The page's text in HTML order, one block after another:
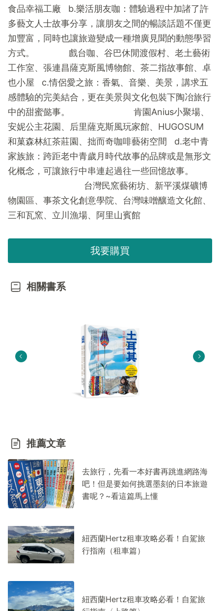
食品幸福工廠 b.樂活朋友咖：體驗過程中加諸了許
多藝文人士故事分享，讓朋友之間的暢談話題不僅更
加豐富，同時也讓旅遊變成一種增廣見聞的動態學習
方式。 戲台咖、谷巴休閒渡假村、老土藝術
工作室、張連昌薩克斯風博物館、茶二指故事館、卓
也小屋 c.情侶愛之旅：香氣、音樂、美景，講求五
感體驗的完美結合，更在美景與文化包裝下陶冶旅行
中的甜蜜懿事。 肯園Anius小聚場、
安妮公主花園、后里薩克斯風玩家館、HUGOSUM
和菓森林紅茶莊園、拙而奇咖啡藝術空間 d.老中青
家族旅：跨距老中青歲月時代故事的品牌或是無形文
化概念，可讓旅行中串連起過往一些回憶故事。
台灣民窯藝術坊、新平溪煤礦博
物園區、事茶文化創意學院、台灣味噌釀造文化館、
三和瓦窯、立川漁場、阿里山賓館
我要購買
相關書系
推薦文章
去旅行，先看一本好書再跳進網路海
吧！但是要如何挑選墨刻的日本旅遊
書呢？~看這篇馬上懂
紐西蘭Hertz租車攻略必看！自駕旅
行指南（租車篇）
紐西蘭Hertz租車攻略必看！自駕旅